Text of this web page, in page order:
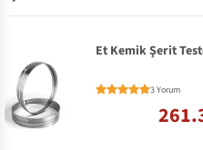
Et Kemik Şerit
3 Yorum